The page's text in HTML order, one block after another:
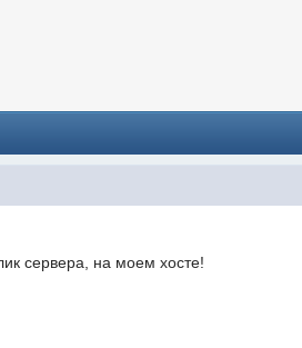
сервера, на моем хосте!